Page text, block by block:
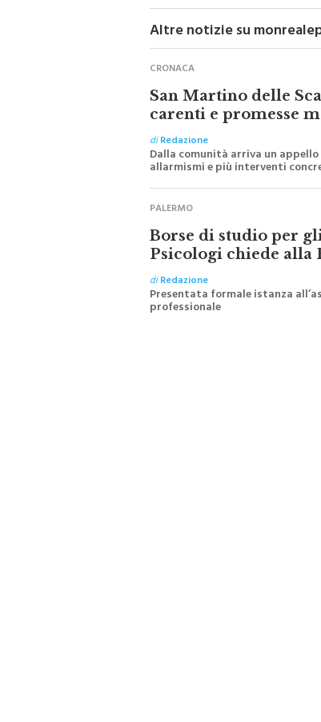
Altre notizie su
CRONACA
San Martino delle
carenti e promesse
diRedazione
Dalla comunità arriva un
allarmismi e più interventi
PALERMO
Borse di studio per
Psicologi chiede alla
diRedazione
Presentata formale istanza
professionale